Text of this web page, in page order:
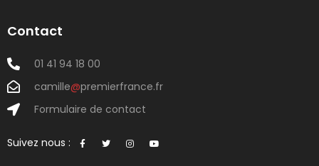
Contact
01 41 94 18 00
camille@premierfrance.fr
Formulaire de contact
Suivez nous :